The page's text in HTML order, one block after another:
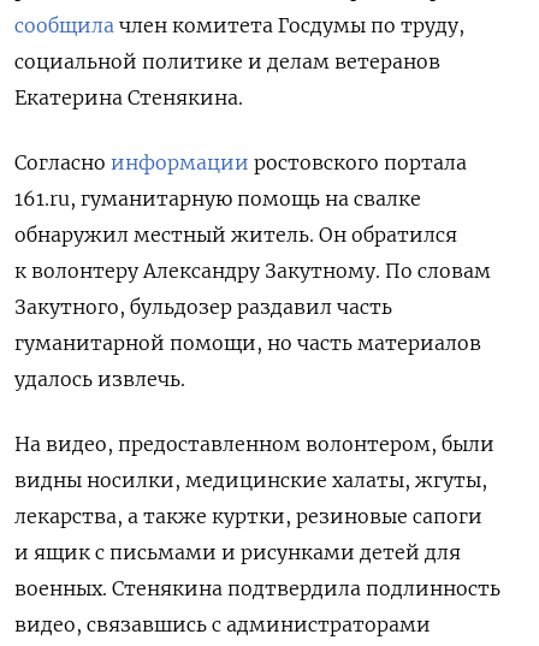
сообщила член комитета Госдумы по труду,
социальной политике и делам ветеранов
Екатерина Стенякина.
Согласно информации ростовского портала
161.ru, гуманитарную помощь на свалке
обнаружил местный житель. Он обратился
к волонтеру Александру Закутному. По словам
Закутного, бульдозер раздавил часть
гуманитарной помощи, но часть материалов
удалось извлечь.
На видео, предоставленном волонтером, были
видны носилки, медицинские халаты, жгуты,
лекарства, а также куртки, резиновые сапоги
и ящик с письмами и рисунками детей для
военных. Стенякина подтвердила подлинность
видео, связавшись с администраторами